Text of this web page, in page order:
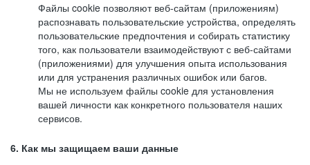
Файлы cookie позволяют веб-сайтам (приложениям)
распознавать пользовательские устройства, определять
пользовательские предпочтения и собирать статистику
того, как пользователи взаимодействуют с веб-сайтами
(приложениями) для улучшения опыта использования
или для устранения различных ошибок или багов.
Мы не используем файлы cookie для установления
вашей личности как конкретного пользователя наших
сервисов.
6. Как мы защищаем ваши данные